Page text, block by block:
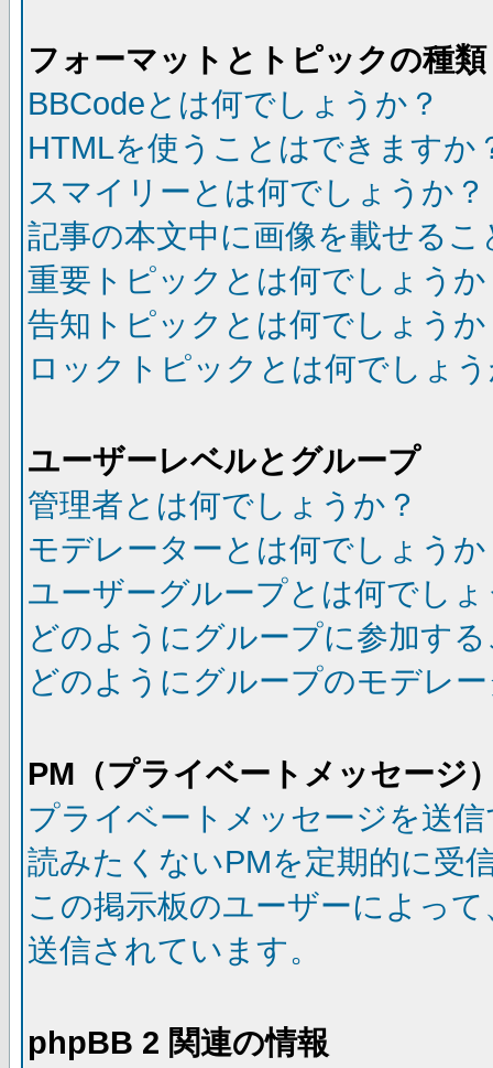
フォーマットとトピックの種類
BBCodeとは何でしょうか？
HTMLを使うことはできますか
スマイリーとは何でしょうか？
記事の本文中に画像を載せる
重要トピックとは何でしょうか
告知トピックとは何でしょうか
ロックトピックとは何でしょ
ユーザーレベルとグループ
管理者とは何でしょうか？
モデレーターとは何でしょうか
ユーザーグループとは何でし
どのようにグループに参加す
どのようにグループのモデレ
PM（プライベートメッセージ
プライベートメッセージを送
読みたくないPMを定期的に受
この掲示板のユーザーによっ
送信されています。
phpBB 2 関連の情報